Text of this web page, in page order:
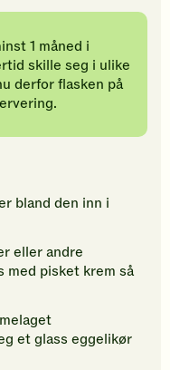
1 måned i
skille seg i ulike
derfor flasken på
bland den inn i
eller andre
med pisket krem så
et glass eggelikør